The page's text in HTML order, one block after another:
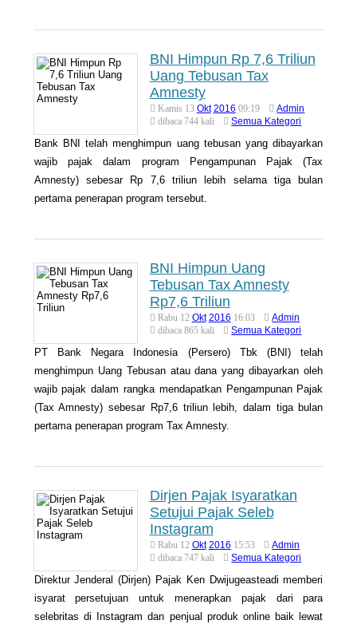
BNI Himpun Rp 7,6 Triliun
Uang Tebusan Tax
Amnesty
Kamis 13 Okt 2016 09:19
Admin
dibaca 744 kali
Semua Kategori
Bank BNI telah menghimpun uang tebusan yang dibayarkan
wajib pajak dalam program Pengampunan Pajak (Tax
Amnesty) sebesar Rp 7,6 triliun lebih selama tiga bulan
pertama penerapan program tersebut.
BNI Himpun Uang
Tebusan Tax Amnesty
Rp7,6 Triliun
Rabu 12 Okt 2016 16:03
Admin
dibaca 865 kali
Semua Kategori
PT Bank Negara Indonesia (Persero) Tbk (BNI) telah
menghimpun Uang Tebusan atau dana yang dibayarkan oleh
wajib pajak dalam rangka mendapatkan Pengampunan Pajak
(Tax Amnesty) sebesar Rp7,6 triliun lebih, dalam tiga bulan
pertama penerapan program Tax Amnesty.
Dirjen Pajak Isyaratkan
Setujui Pajak Seleb
Instagram
Rabu 12 Okt 2016 15:53
Admin
dibaca 747 kali
Semua Kategori
Direktur Jenderal (Dirjen) Pajak Ken Dwijugeasteadi memberi
isyarat persetujuan untuk menerapkan pajak dari para
selebritas di Instagram dan penjual produk online baik lewat